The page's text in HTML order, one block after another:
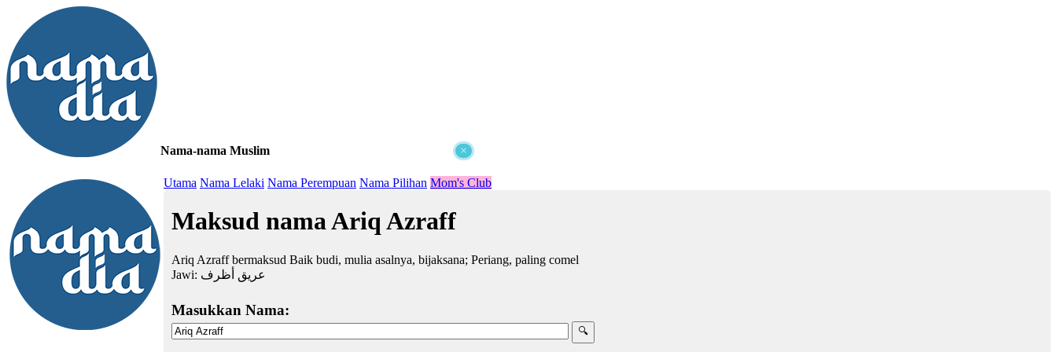
×
Nama-nama Muslim
Utama Nama Lelaki Nama Perempuan Nama Pilihan Mom's Club
Maksud nama Ariq Azraff
Ariq Azraff bermaksud Baik budi, mulia asalnya, bijaksana; Periang, paling comel
Jawi: عريق أظرف
Masukkan Nama: